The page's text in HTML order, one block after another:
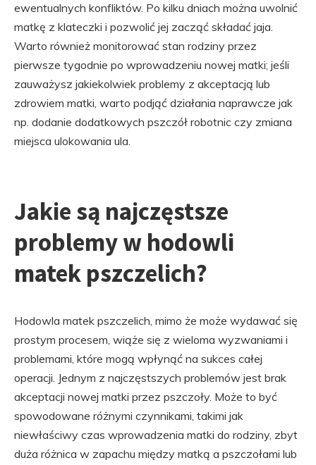
ewentualnych konfliktów. Po kilku dniach można uwolnić
matkę z klateczki i pozwolić jej zacząć składać jaja.
Warto również monitorować stan rodziny przez
pierwsze tygodnie po wprowadzeniu nowej matki; jeśli
zauważysz jakiekolwiek problemy z akceptacją lub
zdrowiem matki, warto podjąć działania naprawcze jak
np. dodanie dodatkowych pszczół robotnic czy zmiana
miejsca ulokowania ula.
Jakie są najczęstsze
problemy w hodowli
matek pszczelich?
Hodowla matek pszczelich, mimo że może wydawać się
prostym procesem, wiąże się z wieloma wyzwaniami i
problemami, które mogą wpłynąć na sukces całej
operacji. Jednym z najczęstszych problemów jest brak
akceptacji nowej matki przez pszczoły. Może to być
spowodowane różnymi czynnikami, takimi jak
niewłaściwy czas wprowadzenia matki do rodziny, zbyt
duża różnica w zapachu między matką a pszczołami lub